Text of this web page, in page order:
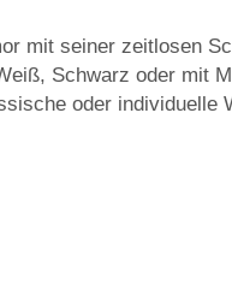
mit seiner zeitlosen
Schwarz oder mit
oder individuelle